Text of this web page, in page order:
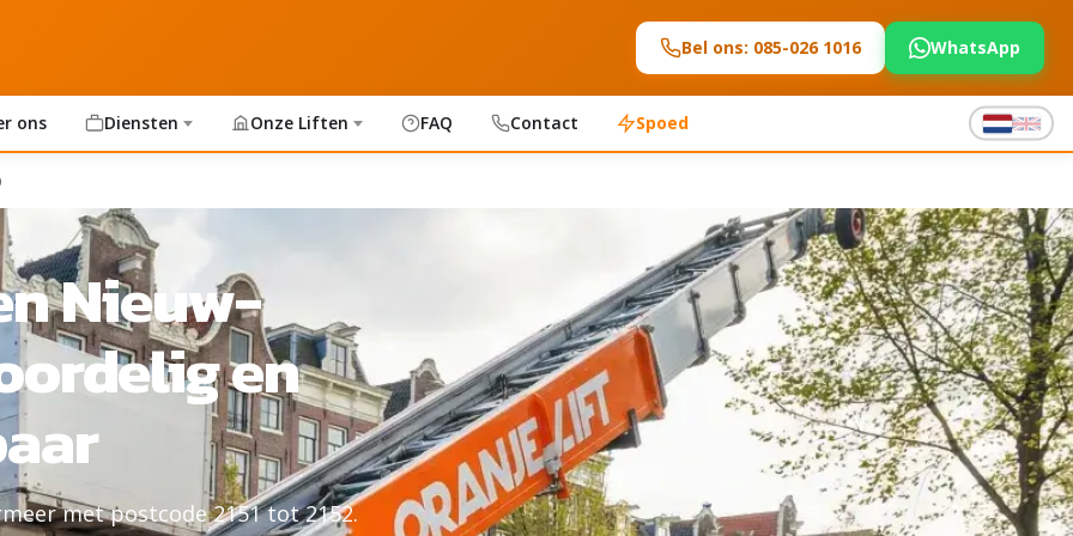
Bel ons: 085-026 1016 WhatsApp
ons Diensten Onze Liften FAQ Contact Spoed
Nieuw-
en
met postcode 2151 tot 2152.